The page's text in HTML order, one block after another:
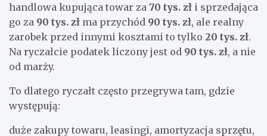
handlowa kupująca towar za 70 tys. zł i sprzedająca
go za 90 tys. zł ma przychód 90 tys. zł, ale realny
zarobek przed innymi kosztami to tylko 20 tys. zł.
Na ryczałcie podatek liczony jest od 90 tys. zł, a nie
od marży.
To dlatego ryczałt często przegrywa tam, gdzie
występują:
duże zakupy towaru, leasingi, amortyzacja sprzętu,